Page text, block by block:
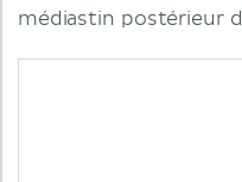
médiastin postérieur